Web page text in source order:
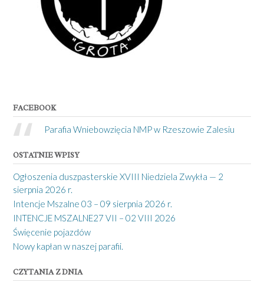
FACEBOOK
Parafia Wniebowzięcia NMP w Rzeszowie Zalesiu
OSTATNIE WPISY
Ogłoszenia duszpasterskie XVIII Niedziela Zwykła — 2
sierpnia 2026 r.
Intencje Mszalne 03 – 09 sierpnia 2026 r.
INTENCJE MSZALNE27 VII – 02 VIII 2026
Święcenie pojazdów
Nowy kapłan w naszej parafii.
CZYTANIA Z DNIA